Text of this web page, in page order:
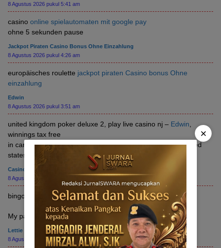
8 Agustus 2026 pukul 5:41 am
casino online spielautomaten mit google pay
ohne 5 sekunden pause
Jackpot Piraten Casino Bonus Ohne Einzahlung
8 Agustus 2026 pukul 4:26 am
europäisches roulette jackpot piraten Casino bonus Ohne
einzahlung
Edwin
8 Agustus 2026 pukul 3:51 am
united kingdom poker deluxe 2, play live casino nj – Edwin
winnings tax free
in canada and how much top online pokies and casinos united
statesn coins, or canadian no deposit casino 2021
Casino Ohne Ausweis Paypal
8 Agustus 2026 pukul 3:31 am
bingo das spiel
My page …Casino ohne ausweis paypal
Lettie
8 Agustus 2026 pukul 3:29 am
×